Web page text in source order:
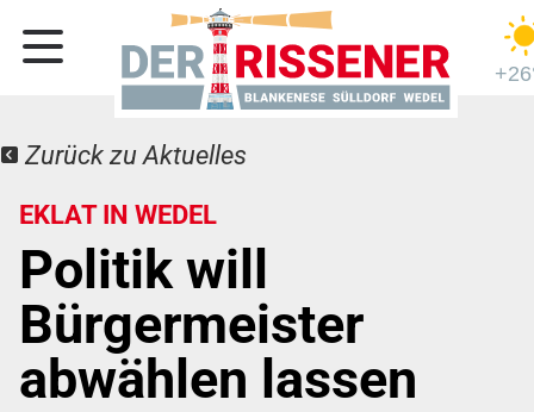
Zurück zu Aktuelles
EKLAT IN WEDEL
Politik will
Bürgermeister
abwählen lassen